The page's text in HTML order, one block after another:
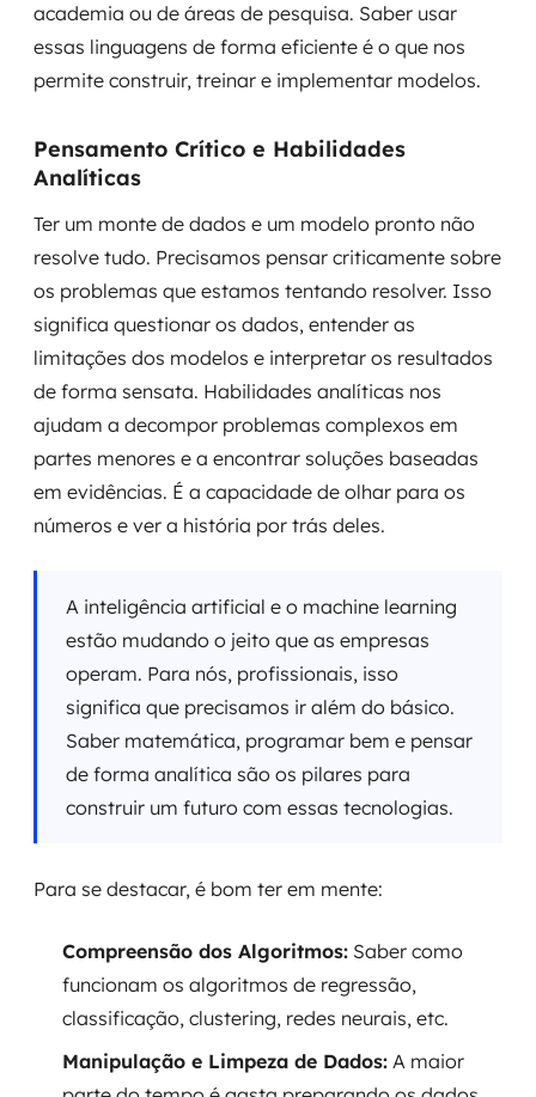
academia ou de áreas de pesquisa. Saber usar
essas linguagens de forma eficiente é o que nos
permite construir, treinar e implementar modelos.
Pensamento Crítico e Habilidades
Analíticas
Ter um monte de dados e um modelo pronto não
resolve tudo. Precisamos pensar criticamente sobre
os problemas que estamos tentando resolver. Isso
significa questionar os dados, entender as
limitações dos modelos e interpretar os resultados
de forma sensata. Habilidades analíticas nos
ajudam a decompor problemas complexos em
partes menores e a encontrar soluções baseadas
em evidências. É a capacidade de olhar para os
números e ver a história por trás deles.
A inteligência artificial e o machine learning
estão mudando o jeito que as empresas
operam. Para nós, profissionais, isso
significa que precisamos ir além do básico.
Saber matemática, programar bem e pensar
de forma analítica são os pilares para
construir um futuro com essas tecnologias.
Para se destacar, é bom ter em mente:
Compreensão dos Algoritmos: Saber como
funcionam os algoritmos de regressão,
classificação, clustering, redes neurais, etc.
Manipulação e Limpeza de Dados: A maior